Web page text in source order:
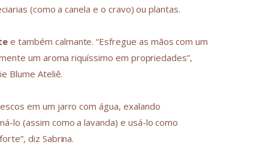
(como a canela e o cravo) ou plantas.
e também calmante. “Esfregue as mãos com um
um aroma riquíssimo em propriedades”,
Blume Ateliê.
em um jarro com água, exalando
lo (assim como a lavanda) e usá-lo como
diz Sabrina.